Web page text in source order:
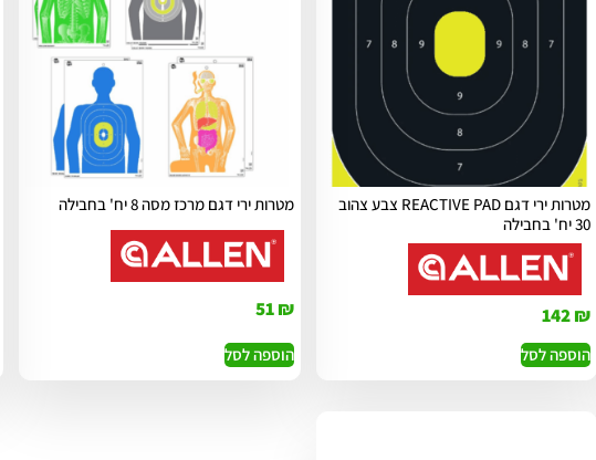
מטרות ירי דגם REACTIVE PAD צבע צהוב
30 יח' בחבילה
142₪
הוספה לסל
מטרות ירי דגם מרכז מסה 8 יח' בחבילה
51₪
הוספה לסל